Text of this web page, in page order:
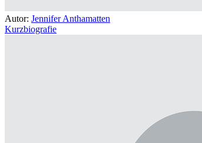
Autor: Jennifer Anthamatten
Kurzbiografie